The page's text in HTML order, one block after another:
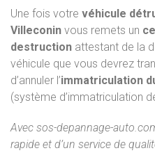
Une fois votre véhicule
Villeconin vous remets un
destruction attestant de la
véhicule que vous devrez
d’annuler l’immatriculation
(système d’immatriculation
Avec sos-depannage-
rapide et d’un service de